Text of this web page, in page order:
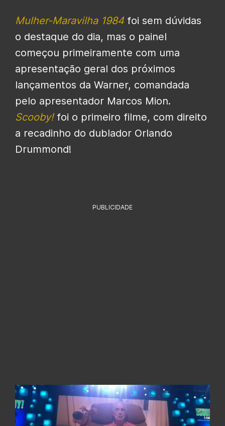
Mulher-Maravilha 1984 foi sem dúvidas
o destaque do dia, mas o painel
começou primeiramente com uma
apresentação geral dos próximos
lançamentos da Warner, comandada
pelo apresentador Marcos Mion.
Scooby!foi o primeiro filme, com direito
a recadinho do dublador Orlando
Drummond!
PUBLICIDADE